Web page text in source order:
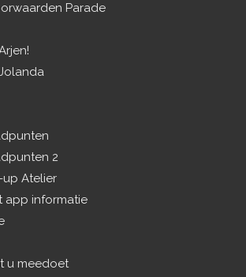
Parade
2
Atelier
app informatie
u meedoet